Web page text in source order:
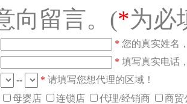
向留言。(*为必
* 您的真实姓名
* 填写真实电话
-- * 请填写您想代理的区域！
母婴店 连锁店 代理/经销商 商贸